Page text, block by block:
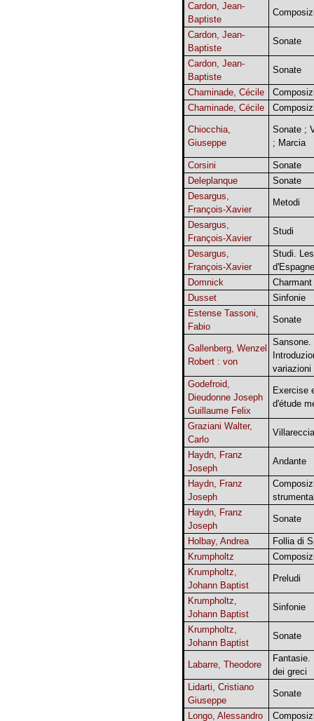
Cardon, Jean-
Baptiste
Cardon, Jean-
Baptiste
Sonate
Cardon, Jean-
Baptiste
Sonate
Chaminade, Cécile
Chaminade, Cécile
Chiocchia,
Giuseppe
Sonate ;
; Marcia
Corsini
Sonate
Deleplanque
Sonate
Desargus,
François-Xavier
Metodi
Desargus,
François-Xavier
Studi
Desargus,
François-Xavier
Studi.
d'Espagne
Domnick
Dusset
Sinfonie
Estense Tassoni,
Fabio
Sonate
Gallenberg, Wenzel
Robert : von
Sansone.
variazioni
Godefroid,
Dieudonne Joseph
Guillaume Felix
Exercise
d'étude
Graziani Walter,
Carlo
Villareccia
Haydn, Franz
Joseph
Andante
Haydn, Franz
Joseph
Haydn, Franz
Joseph
Sonate
Holbay, Andrea
Follia di
Krumpholtz
Krumpholtz,
Johann Baptist
Preludi
Krumpholtz,
Johann Baptist
Sinfonie
Krumpholtz,
Johann Baptist
Sonate
Labarre, Theodore
Fantasie.
dei greci
Lidarti, Cristiano
Giuseppe
Sonate
Longo, Alessandro